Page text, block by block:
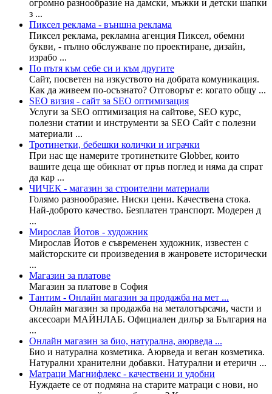
огромно разнообразие на дамски, мъжки и детски шапки
з ...
Пиксел реклама - външна реклама
Пиксел реклама, рекламна агенция Пиксел, обемни
букви, - пълно обслужване по проектиране, дизайн,
израбо ...
По пътя към себе си и към другите
Сайт, посветен на изкуството на добрата комуникация.
Как да живеем по-осъзнато? Отговорът е: когато общу ...
SEO визия - сайт за SEO оптимизация
Услуги за SEO оптимизация на сайтове, SEO курс,
полезни статии и инструменти за SEO Сайт с полезни
материали ...
Тротинетки, бебешки колички и играчки
При нас ще намерите тротинетките Globber, които
вашите деца ще обикнат от пръв поглед и няма да спрат
да кар ...
ЧИЧЕК - магазин за строителни материали
Голямо разнообразие. Ниски цени. Качествена стока.
Най-доброто качество. Безплатен транспорт. Модерен д
...
Мирослав Йотов - художник
Мирослав Йотов е съвременен художник, известен с
майсторските си произведения в жанровете исторически
...
Магазин за платове
Магазин за платове в София
Тантим - Онлайн магазин за продажба на мет ...
Онлайн магазин за продажба на металотърсачи, части и
аксесоари МАЙНЛАБ. Официален дилър за България на
...
Онлайн магазин за био, натурална, аюрведа ...
Био и натурална козметика. Аюрведа и веган козметика.
Натурални хранителни добавки. Натурални и етеричн ...
Матраци Магнифлекс - качествени и удобни
Нуждаете се от подмяна на старите матраци с нови, но